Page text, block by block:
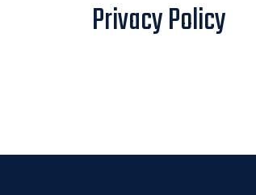
Privacy Policy